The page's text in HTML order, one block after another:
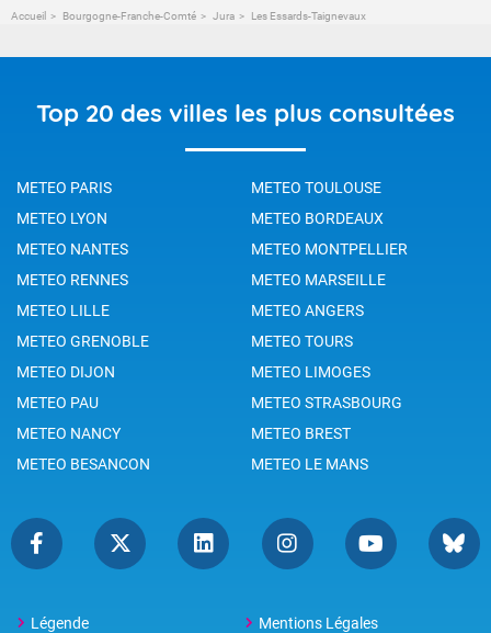
Accueil Bourgogne-Franche-Comté Jura Les Essards-Taignevaux
Top 20 des villes les plus consultées
METEO PARIS
METEO TOULOUSE
METEO LYON
METEO BORDEAUX
METEO NANTES
METEO MONTPELLIER
METEO RENNES
METEO MARSEILLE
METEO LILLE
METEO ANGERS
METEO GRENOBLE
METEO TOURS
METEO DIJON
METEO LIMOGES
METEO PAU
METEO STRASBOURG
METEO NANCY
METEO BREST
METEO BESANCON
METEO LE MANS
Légende
Mentions Légales